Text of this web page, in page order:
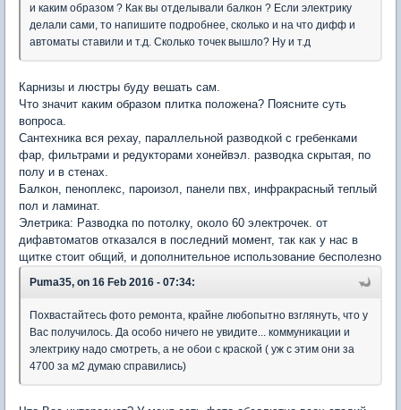
и каким образом ? Как вы отделывали балкон ? Если электрику
делали сами, то напишите подробнее, сколько и на что дифф и
автоматы ставили и т.д. Сколько точек вышло? Ну и т.д
Карнизы и люстры буду вешать сам.
Что значит каким образом плитка положена? Поясните суть
вопроса.
Сантехника вся рехау, параллельной разводкой с гребенками
фар, фильтрами и редукторами хонейвэл. разводка скрытая, по
полу и в стенах.
Балкон, пеноплекс, пароизол, панели пвх, инфракрасный теплый
пол и ламинат.
Элетрика: Разводка по потолку, около 60 электрочек. от
дифавтоматов отказался в последний момент, так как у нас в
щитке стоит общий, и дополнительное использование бесполезно
Puma35, on 16 Feb 2016 - 07:34:
Похвастайтесь фото ремонта, крайне любопытно взглянуть, что у
Вас получилось. Да особо ничего не увидите... коммуникации и
электрику надо смотреть, а не обои с краской ( уж с этим они за
4700 за м2 думаю справились)